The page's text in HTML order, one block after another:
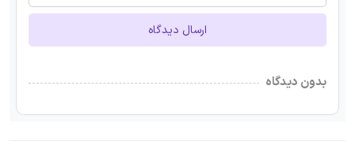
ارسال دیدگاه
بدون دیدگاه